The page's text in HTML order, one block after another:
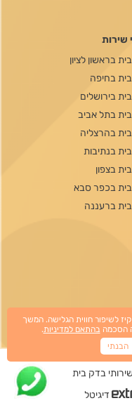
שירות
בראשון לציון
בחיפה
בירושלים
בתל אביב
בהרצליה
בנתיבות
בצפון
בכפר סבא
ברעננה
בדק בית
דיגיטל
לשיפור חווית הגלישה. המשך
הסכמה בהתאם למדיניות.
הבנתי